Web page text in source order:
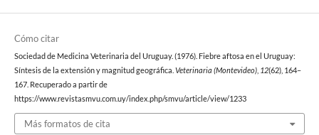
Cómo citar
Sociedad de Medicina Veterinaria del Uruguay. (1976). Fiebre aftosa en el Uruguay:
Síntesis de la extensión y magnitud geográfica. Veterinaria (Montevideo), 12(62), 164–
167. Recuperado a partir de
https://www.revistasmvu.com.uy/index.php/smvu/article/view/1233
Más formatos de cita